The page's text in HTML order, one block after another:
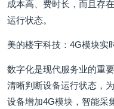
成本高、费时长，而且存
运行状态。
美的楼宇科技：4G模块实
数字化是现代服务业的重
清晰判断设备运行状态，
设备增加4G模块，智能采